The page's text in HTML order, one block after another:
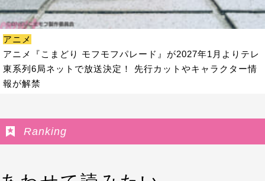
アニメ
アニメ『こまどり モフモフパレード』が2027年1月よりテレ
東系列6局ネットで放送決定！ 先行カットやキャラクター情
報が解禁
Ranking